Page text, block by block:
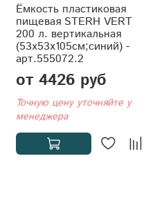
Ёмкость пластиковая
пищевая STERH VERT
200 л. вертикальная
(53x53x105см;синий) -
арт.555072.2
от 4426 руб
Точную цену уточняйте у
менеджера